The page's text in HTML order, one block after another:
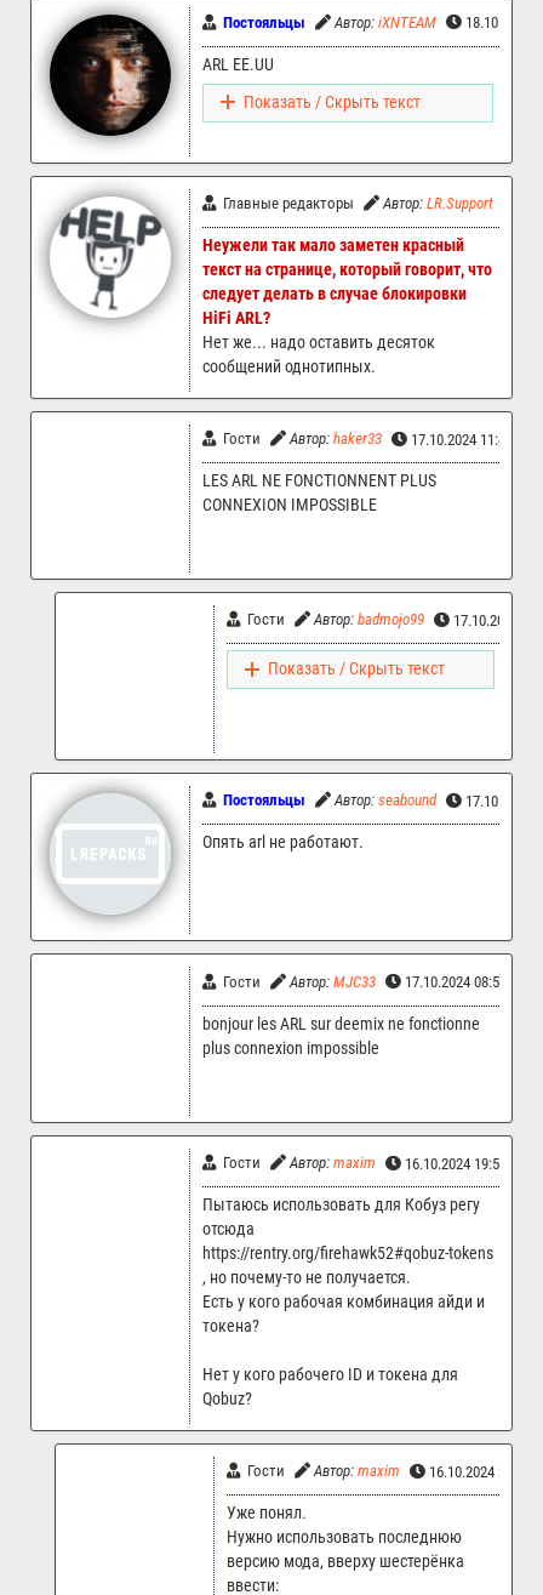
Постояльцы Автор: iXNTEAM 18.10.2024
ARL EE.UU
Показать / Скрыть текст
Главные редакторы Автор: LR.Support
Неужели так мало заметен красный
текст на странице, который говорит, что
следует делать в случае блокировки
HiFi ARL?
Нет же... надо оставить десяток
сообщений однотипных.
Гости Автор: haker33 17.10.2024 11:45
LES ARL NE FONCTIONNENT PLUS
CONNEXION IMPOSSIBLE
Гости Автор: badmojo99 17.10.2024
Показать / Скрыть текст
Постояльцы Автор: seabound 17.10.2024
Опять arl не работают.
Гости Автор: MJC33 17.10.2024 08:55
bonjour les ARL sur deemix ne fonctionne
plus connexion impossible
Гости Автор: maxim 16.10.2024 19:51
Пытаюсь использовать для Кобуз регу
отсюда
https://rentry.org/firehawk52#qobuz-tokens
, но почему-то не получается.
Есть у кого рабочая комбинация айди и
токена?
Нет у кого рабочего ID и токена для
Qobuz?
Гости Автор: maxim 16.10.2024 20:14
Уже понял.
Нужно использовать последнюю
версию мода, вверху шестерёнка
ввести: